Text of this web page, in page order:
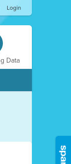
Login
Data